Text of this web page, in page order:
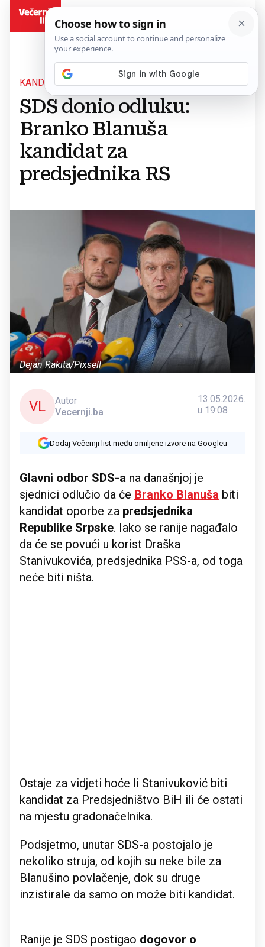
KANDIDAT OPORBE
SDS donio odluku:
Branko Blanuša
kandidat za
predsjednika RS
Dejan Rakita/Pixsell
VL
Autor
Vecernji.ba
13.05.2026.
u 19:08
Dodaj Večernji list među omiljene izvore na Googleu
Glavni odbor SDS-a na današnjoj je
sjednici odlučio da će Branko Blanuša biti
kandidat oporbe za predsjednika
Republike Srpske. Iako se ranije nagađalo
da će se povući u korist Draška
Stanivukovića, predsjednika PSS-a, od toga
neće biti ništa.
Ostaje za vidjeti hoće li Stanivuković biti
kandidat za Predsjedništvo BiH ili će ostati
na mjestu gradonačelnika.
Podsjetmo, unutar SDS-a postojalo je
nekoliko struja, od kojih su neke bile za
Blanušino povlačenje, dok su druge
inzistirale da samo on može biti kandidat.
Ranije je SDS postigao dogovor o